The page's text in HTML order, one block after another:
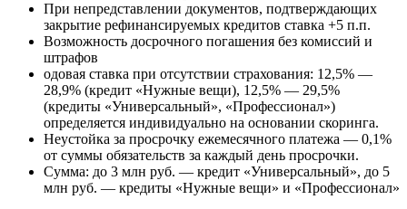
При непредставлении документов, подтверждающих
закрытие рефинансируемых кредитов ставка +5 п.п.
Возможность досрочного погашения без комиссий и
штрафов
одовая ставка при отсутствии страхования: 12,5% —
28,9% (кредит «Нужные вещи), 12,5% — 29,5%
(кредиты «Универсальный», «Профессионал»)
определяется индивидуально на основании скоринга.
Неустойка за просрочку ежемесячного платежа — 0,1%
от суммы обязательств за каждый день просрочки.
Сумма: до 3 млн руб. — кредит «Универсальный», до 5
млн руб. — кредиты «Нужные вещи» и «Профессионал»